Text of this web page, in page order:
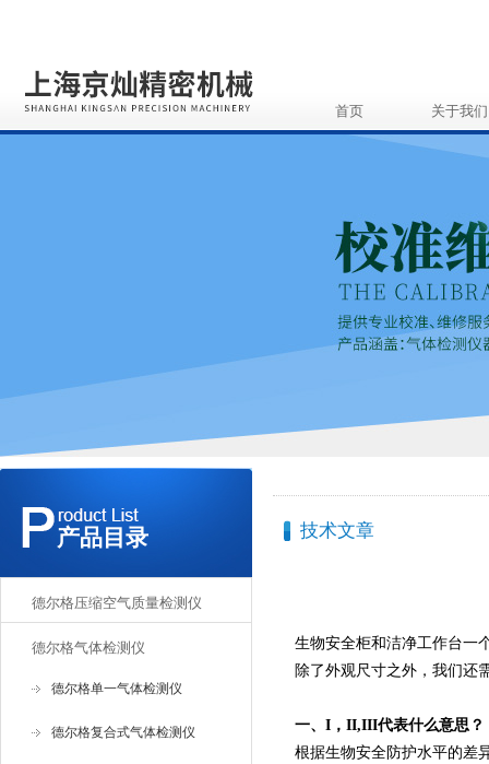
首页 关于我们
产品目录
德尔格压缩空气质量检测仪
德尔格气体检测仪
德尔格单一气体检测仪
德尔格复合式气体检测仪
技术文章
生物安全柜和洁净工作台一
除了外观尺寸之外，我们还
一、I，II,III代表什么意思？
根据生物安全防护水平的差